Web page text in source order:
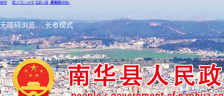
无障碍浏览 长者模式